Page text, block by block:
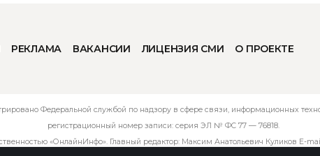
РЕКЛАМА ВАКАНСИИ ЛИЦЕНЗИЯ СМИ О ПРОЕКТЕ
Федеральной службой по надзору в сфере связи, информационных
регистрационный номер записи: серия ЭЛ № ФС 77 — 76818.
«ОнлайнИнфо». Главный редактор: Максим Анатольевич Куликов E-